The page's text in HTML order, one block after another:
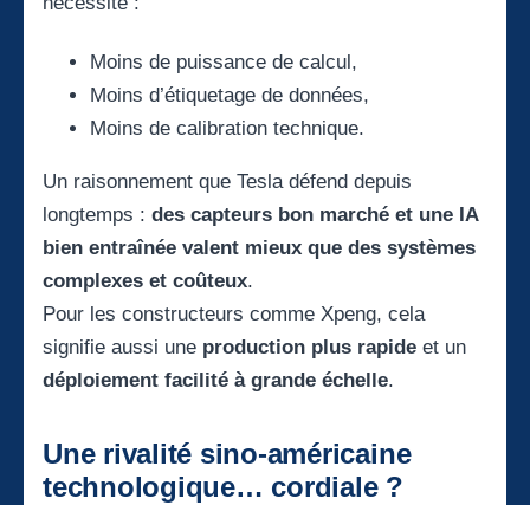
Moins de puissance de calcul,
Moins d’étiquetage de données,
Moins de calibration technique.
Un raisonnement que Tesla défend depuis
longtemps : des capteurs bon marché et une IA
bien entraînée valent mieux que des systèmes
complexes et coûteux.
Pour les constructeurs comme Xpeng, cela
signifie aussi une production plus rapide et un
déploiement facilité à grande échelle.
Une rivalité sino-américaine
technologique… cordiale ?